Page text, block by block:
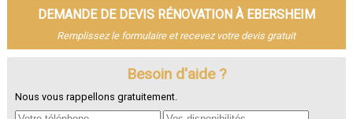
- Entreprise de rénovation à Obernai
- Entreprise de rénovation à Ostwald
- Entreprise de rénovation à Hœnheim
- Entreprise de rénovation à Brumath
- Entreprise de rénovation à Molsheim
- Entreprise de rénovation à Wissembourg
DEMANDE DE DEVIS RÉNOVATION À EBERSHEIM
Remplissez le formulaire et recevez votre devis gratuit
Besoin d'aide ?
Nous vous rappellons gratuitement.